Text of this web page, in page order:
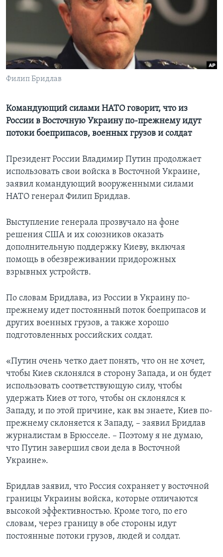
Learning English
СОЦИАЛЬНЫЕ СЕТИ
Филип Бридлав
Командующий силами НАТО говорит, что из
России в Восточную Украину по-прежнему идут
потоки боеприпасов, военных грузов и солдат
Президент России Владимир Путин продолжает
использовать свои войска в Восточной Украине,
заявил командующий вооруженными силами
НАТО генерал Филип Бридлав.
Выступление генерала прозвучало на фоне
решения США и их союзников оказать
дополнительную поддержку Киеву, включая
помощь в обезвреживании придорожных
взрывных устройств.
По словам Бридлава, из России в Украину по-
прежнему идет постоянный поток боеприпасов и
других военных грузов, а также хорошо
подготовленных российских солдат.
«Путин очень четко дает понять, что он не хочет,
чтобы Киев склонялся в сторону Запада, и он будет
использовать соответствующую силу, чтобы
удержать Киев от того, чтобы он склонялся к
Западу, и по этой причине, как вы знаете, Киев по-
прежнему склоняется к Западу, – заявил Бридлав
журналистам в Брюсселе. – Поэтому я не думаю,
что Путин завершил свои дела в Восточной
Украине».
Бридлав заявил, что Россия сохраняет у восточной
границы Украины войска, которые отличаются
высокой эффективностью. Кроме того, по его
словам, через границу в обе стороны идут
постоянные потоки грузов, людей и солдат.